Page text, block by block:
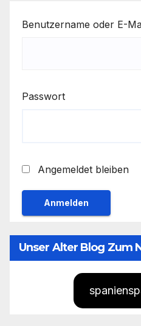
Benutzername oder E-
Passwort
Angemeldet bleiben
Unser Alter Blog Zum